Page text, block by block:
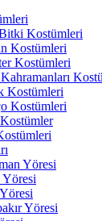
Kostümleri
Kostümleri
Kostümleri
Kostümleri
Kostümleri
Yöresi
Yöresi